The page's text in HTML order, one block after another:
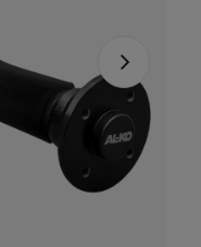
Nästa foto